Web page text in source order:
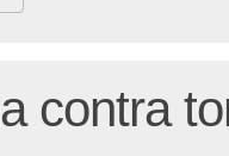
contra